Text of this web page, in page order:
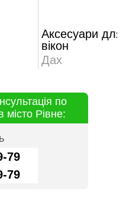
Аксесуари
вікон
Дах
по
місто Рівне:
79
79